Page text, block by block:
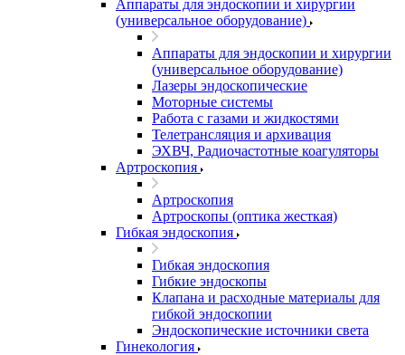
Аппараты для эндоскопии и хирургии
(универсальное оборудование)
Аппараты для эндоскопии и хирургии
(универсальное оборудование)
Лазеры эндоскопические
Моторные системы
Работа с газами и жидкостями
Телетрансляция и архивация
ЭХВЧ, Радиочастотные коагуляторы
Артроскопия
Артроскопия
Артроскопы (оптика жесткая)
Гибкая эндоскопия
Гибкая эндоскопия
Гибкие эндоскопы
Клапана и расходные материалы для
гибкой эндоскопии
Эндоскопические источники света
Гинекология